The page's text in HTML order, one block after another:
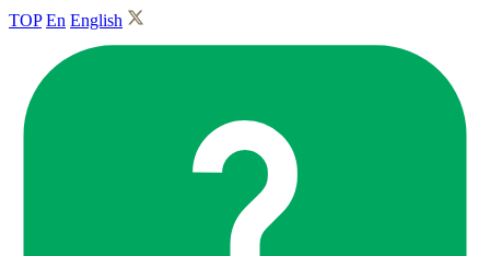
TOP En English